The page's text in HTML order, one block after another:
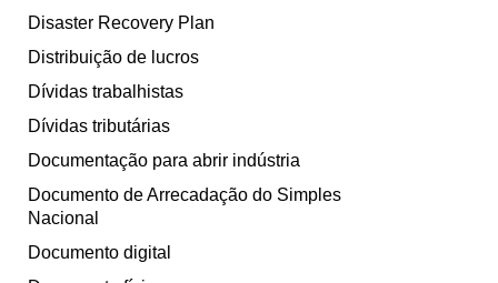
Disaster Recovery Plan
Distribuição de lucros
Dívidas trabalhistas
Dívidas tributárias
Documentação para abrir indústria
Documento de Arrecadação do Simples
Nacional
Documento digital